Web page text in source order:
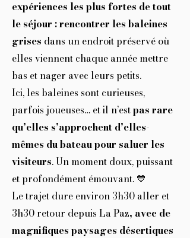
expériences les plus fortes de tout
le séjour : rencontrer les baleines
grises dans un endroit préservé où
elles viennent chaque année mettre
bas et nager avec leurs petits.
Ici, les baleines sont curieuses,
parfois joueuses… et il n’estpas rare
qu’elles s’approchent d’elles-
mêmes du bateau pour saluer les
visiteurs. Un moment doux, puissant
et profondément émouvant. 💙
Le trajet dure environ 3h30 aller et
3h30 retour depuis La Paz, avec de
magnifiques paysages désertiques